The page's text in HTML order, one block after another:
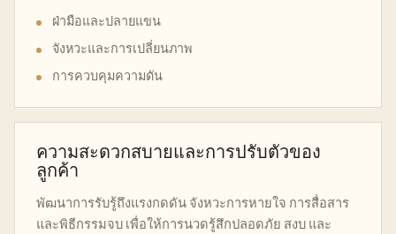
ฝ่ามือและปลายแขน
จังหวะและการเปลี่ยนภาพ
การควบคุมความดัน
ความสะดวกสบายและการปรับตัวของ
ลูกค้า
พัฒนาการรับรู้ถึงแรงกดดัน จังหวะการหายใจ การสื่อสาร
และพิธีกรรมจบ เพื่อให้การนวดรู้สึกปลอดภัย สงบ และ